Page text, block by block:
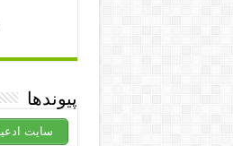
پیوندها
سایت